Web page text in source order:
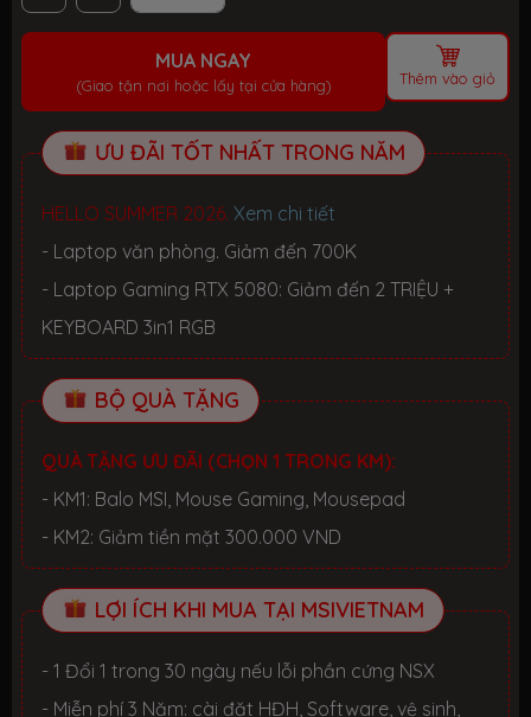
MUA NGAY
(Giao tận nơi hoặc lấy tại cửa hàng) Thêm vào giỏ
ƯU ĐÃI TỐT NHẤT TRONG NĂM
HELLO SUMMER 2026. Xem chi tiết
- Laptop văn phòng. Giảm đến 700K
- Laptop Gaming RTX 5080: Giảm đến 2 TRIỆU +
KEYBOARD 3in1 RGB
BỘ QUÀ TẶNG
QUÀ TẶNG ƯU ĐÃI (CHỌN 1 TRONG KM):
- KM1: Balo MSI, Mouse Gaming, Mousepad
- KM2: Giảm tiền mặt 300.000 VND
LỢI ÍCH KHI MUA TẠI MSIVIETNAM
- 1 Đổi 1 trong 30 ngày nếu lỗi phần cứng NSX
- Miễn phí 3 Năm: cài đặt HĐH, Software, vệ sinh,